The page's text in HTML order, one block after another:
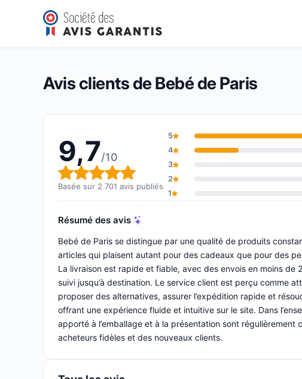
Bebé de Paris
Note globale : 9,7 sur 10
9,7/10(2 701 avis)
Avis clients de Bebé de Paris
9,7/10
Note globale : 9,7 sur 10
Basée sur 2 701 avis publiés
5
4
3
2
1
Résumé des avis
Bebé de Paris se distingue par une qualité de produits
articles qui plaisent autant pour des cadeaux que pour des
La livraison est rapide et fiable, avec des envois en moins
suivi jusqu’à destination. Le service client est perçu comme
proposer des alternatives, assurer l’expédition rapide et
offrant une expérience fluide et intuitive sur le site. Dans
apporté à l’emballage et à la présentation sont
acheteurs fidèles et des nouveaux clients.